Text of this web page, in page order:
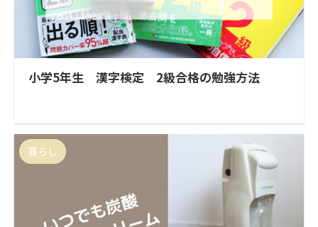
小学5年生 漢字検定 2級合格の勉強方法
暮らし